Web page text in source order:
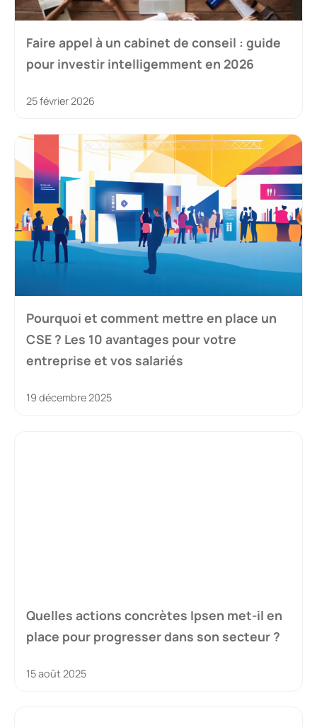
Faire appel à un cabinet de conseil : guide
pour investir intelligemment en 2026
25 février 2026
Pourquoi et comment mettre en place un
CSE ? Les 10 avantages pour votre
entreprise et vos salariés
19 décembre 2025
Quelles actions concrètes Ipsen met-il en
place pour progresser dans son secteur ?
15 août 2025